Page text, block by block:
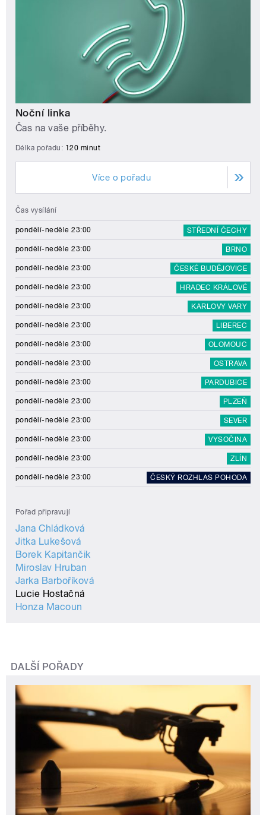
Noční linka
Čas na vaše příběhy.
Délka pořadu: 120 minut
Více o pořadu
Čas vysílání
pondělí-neděle 23:00 STŘEDNÍ ČECHY
pondělí-neděle 23:00 BRNO
pondělí-neděle 23:00 ČESKÉ BUDĚJOVICE
pondělí-neděle 23:00 HRADEC KRÁLOVÉ
pondělí-neděle 23:00 KARLOVY VARY
pondělí-neděle 23:00 LIBEREC
pondělí-neděle 23:00 OLOMOUC
pondělí-neděle 23:00 OSTRAVA
pondělí-neděle 23:00 PARDUBICE
pondělí-neděle 23:00 PLZEŇ
pondělí-neděle 23:00 SEVER
pondělí-neděle 23:00 VYSOČINA
pondělí-neděle 23:00 ZLÍN
pondělí-neděle 23:00 ČESKÝ ROZHLAS POHODA
Pořad připravují
Jana Chládková
Jitka Lukešová
Borek Kapitančik
Miroslav Hruban
Jarka Barboříková
Lucie Hostačná
Honza Macoun
DALŠÍ POŘADY